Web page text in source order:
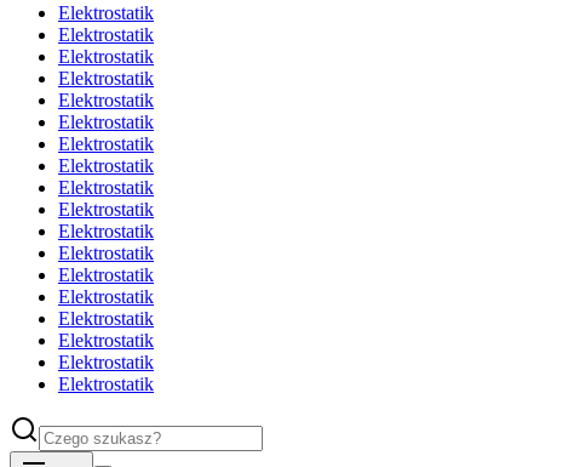
Elektrostatik
Elektrostatik
Elektrostatik
Elektrostatik
Elektrostatik
Elektrostatik
Elektrostatik
Elektrostatik
Elektrostatik
Elektrostatik
Elektrostatik
Elektrostatik
Elektrostatik
Elektrostatik
Elektrostatik
Elektrostatik
Elektrostatik
Elektrostatik